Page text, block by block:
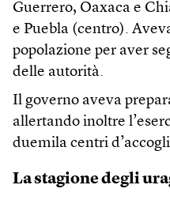
Guerrero, Oaxaca e
e Puebla (centro).
popolazione per aver
delle autorità.
Il governo aveva
allertando inoltre
duemila centri
La stagione degli